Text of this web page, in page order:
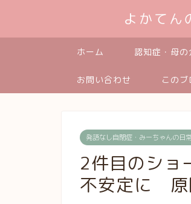
よかてん
ホーム 認知症・母の
お問い合わせ この
発語なし自閉症・みーちゃんの日
2件目のショ
不安定に 原